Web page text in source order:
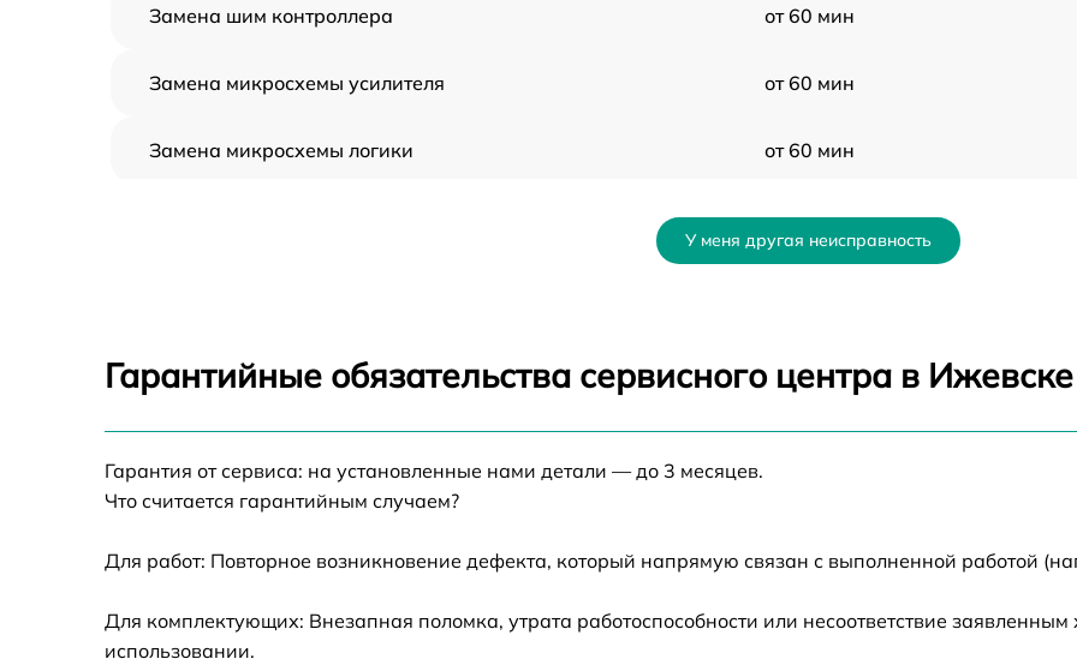
Замена шим контроллера от 60 мин
Замена микросхемы усилителя от 60 мин
Замена микросхемы логики от 60 мин
от 60 мин
Калибровка и настройка тепловизора
Ремонт датчика синхроимпульсов от 60 мин
Ремонт оптики
Восстановление питания от 60 мин
Замена ключей управления от 60 мин
У меня другая неисправность
Гарантийные обязательства сервисного центра в Ижевске
Гарантия от сервиса: на установленные нами детали — до 3 месяцев.
Что считается гарантийным случаем?
Для работ: Повторное возникновение дефекта, который напрямую связан с выполненной работой
Для комплектующих: Внезапная поломка, утрата работоспособности или несоответствие
использовании.